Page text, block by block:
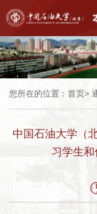
您所在的位置： 首页>
中国石油大学（
习学生和